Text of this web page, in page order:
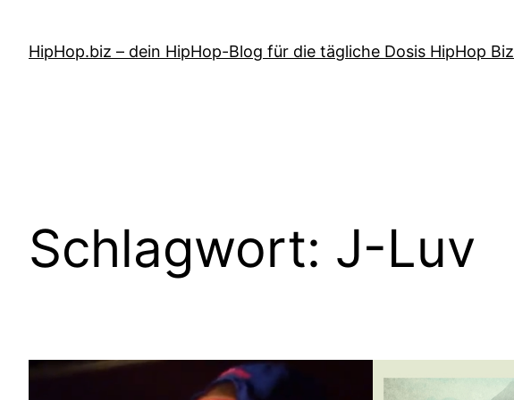
springen
HipHop.biz – dein HipHop-Blog für die tägliche Dosis HipHop Biz
Schlagwort: J-Luv